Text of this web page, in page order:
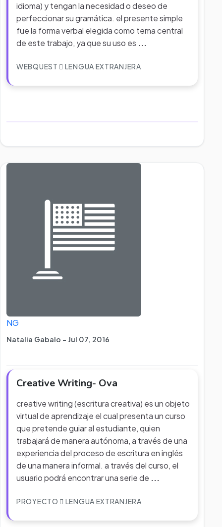
idioma) y tengan la necesidad o deseo de
perfeccionar su gramática. el presente simple
fue la forma verbal elegida como tema central
de este trabajo, ya que su uso es ...
WEBQUEST LENGUA EXTRANJERA
NG
Natalia Gabalo - Jul 07, 2016
Creative Writing- Ova
creative writing (escritura creativa) es un objeto
virtual de aprendizaje el cual presenta un curso
que pretende guiar al estudiante, quien
trabajará de manera autónoma, a través de una
experiencia del proceso de escritura en inglés
de una manera informal. a través del curso, el
usuario podrá encontrar una serie de ...
PROYECTO LENGUA EXTRANJERA